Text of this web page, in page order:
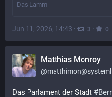
Das Lamm
Jun 11, 2026, 14:43 · 3 · 0
Matthias Monroy
@
Das Parlament der Stadt #